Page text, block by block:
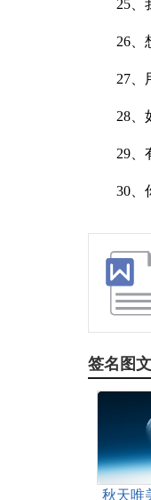
25、
26、
27、
28、
29、
30、
签名图
秋天唯